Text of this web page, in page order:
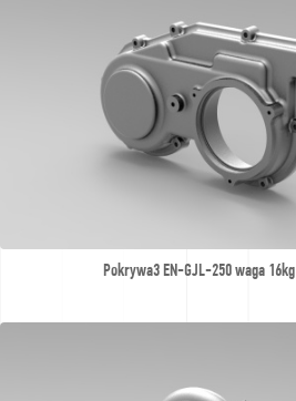
Pokrywa3 EN-GJL-250 waga 16kg